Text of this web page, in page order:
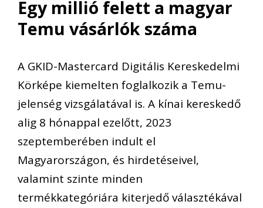
Egy millió felett a magyar
Temu vásárlók száma
A GKID-Mastercard Digitális Kereskedelmi
Körképe kiemelten foglalkozik a Temu-
jelenség vizsgálatával is. A kínai kereskedő
alig 8 hónappal ezelőtt, 2023
szeptemberében indult el
Magyarországon, és hirdetéseivel,
valamint szinte minden
termékkategóriára kiterjedő választékával